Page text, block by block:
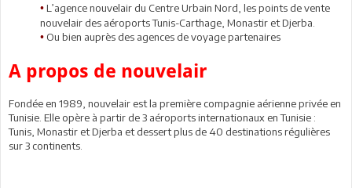
• L’agence nouvelair du Centre Urbain Nord, les points de vente
nouvelair des aéroports Tunis-Carthage, Monastir et Djerba.
• Ou bien auprès des agences de voyage partenaires
A propos de nouvelair
Fondée en 1989, nouvelair est la première compagnie aérienne privée en
Tunisie. Elle opère à partir de 3 aéroports internationaux en Tunisie :
Tunis, Monastir et Djerba et dessert plus de 40 destinations régulières
sur 3 continents.